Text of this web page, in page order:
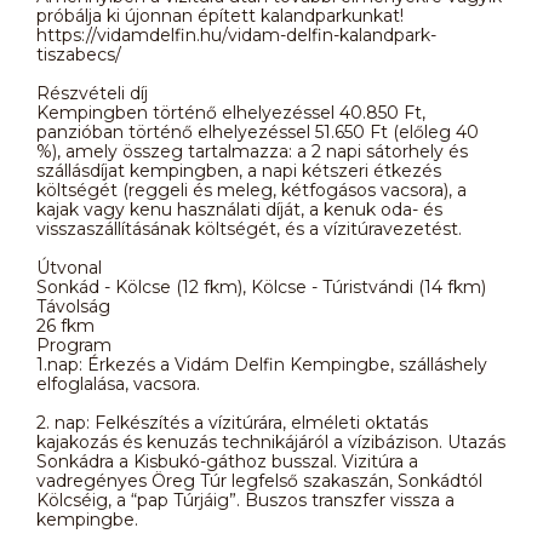
próbálja ki újonnan épített kalandparkunkat!
https://vidamdelfin.hu/vidam-delfin-kalandpark-
tiszabecs/
Részvételi díj
Kempingben történő elhelyezéssel 40.850 Ft,
panzióban történő elhelyezéssel 51.650 Ft (előleg 40
%), amely összeg tartalmazza: a 2 napi sátorhely és
szállásdíjat kempingben, a napi kétszeri étkezés
költségét (reggeli és meleg, kétfogásos vacsora), a
kajak vagy kenu használati díját, a kenuk oda- és
visszaszállításának költségét, és a vízitúravezetést.
Útvonal
Sonkád - Kölcse (12 fkm), Kölcse - Túristvándi (14 fkm)
Távolság
26 fkm
Program
1.nap: Érkezés a Vidám Delfin Kempingbe, szálláshely
elfoglalása, vacsora.
2. nap: Felkészítés a vízitúrára, elméleti oktatás
kajakozás és kenuzás technikájáról a vízibázison. Utazás
Sonkádra a Kisbukó-gáthoz busszal. Vizitúra a
vadregényes Öreg Túr legfelső szakaszán, Sonkádtól
Kölcséig, a “pap Túrjáig”. Buszos transzfer vissza a
kempingbe.